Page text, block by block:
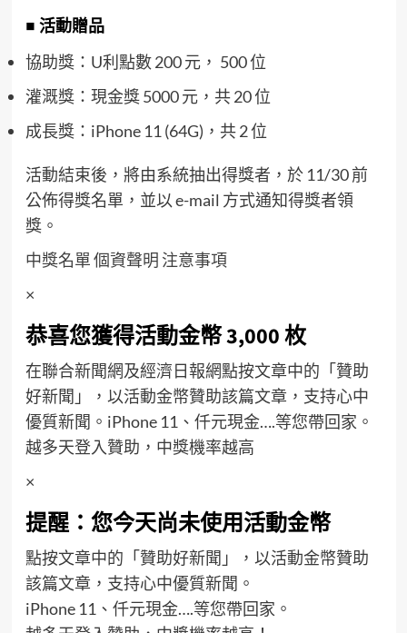
■ 活動贈品
協助獎：U利點數 200 元， 500 位
灌溉獎：現金獎 5000 元，共 20 位
成長獎：iPhone 11 (64G)，共 2 位
活動結束後，將由系統抽出得獎者，於 11/30 前
公佈得獎名單，並以 e-mail 方式通知得獎者領
獎。
中獎名單個資聲明 注意事項
×
恭喜您獲得活動金幣 3,000 枚
在聯合新聞網及經濟日報網點按文章中的「贊助
好新聞」，以活動金幣贊助該篇文章，支持心中
優質新聞。iPhone 11、仟元現金….等您帶回家。
越多天登入贊助，中獎機率越高
×
提醒：您今天尚未使用活動金幣
點按文章中的「贊助好新聞」，以活動金幣贊助
該篇文章，支持心中優質新聞。
iPhone 11、仟元現金….等您帶回家。